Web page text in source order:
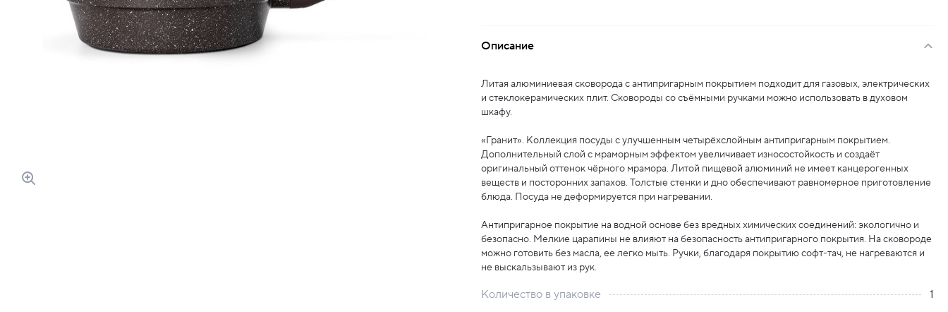
Описание
Литая алюминиевая сковорода с антипригарным покрытием подходит для газовых, электрических
и стеклокерамических плит. Сковороды со съёмными ручками можно использовать в духовом
шкафу.
«Гранит». Коллекция посуды с улучшенным четырёхслойным антипригарным покрытием.
Дополнительный слой с мраморным эффектом увеличивает износостойкость и создаёт
оригинальный оттенок чёрного мрамора. Литой пищевой алюминий не имеет канцерогенных
веществ и посторонних запахов. Толстые стенки и дно обеспечивают равномерное приготовление
блюда. Посуда не деформируется при нагревании.
Антипригарное покрытие на водной основе без вредных химических соединений: экологично и
безопасно. Мелкие царапины не влияют на безопасность антипригарного покрытия. На сковороде
можно готовить без масла, ее легко мыть. Ручки, благодаря покрытию софт-тач, не нагреваются и
не выскальзывают из рук.
Количество в упаковке
1